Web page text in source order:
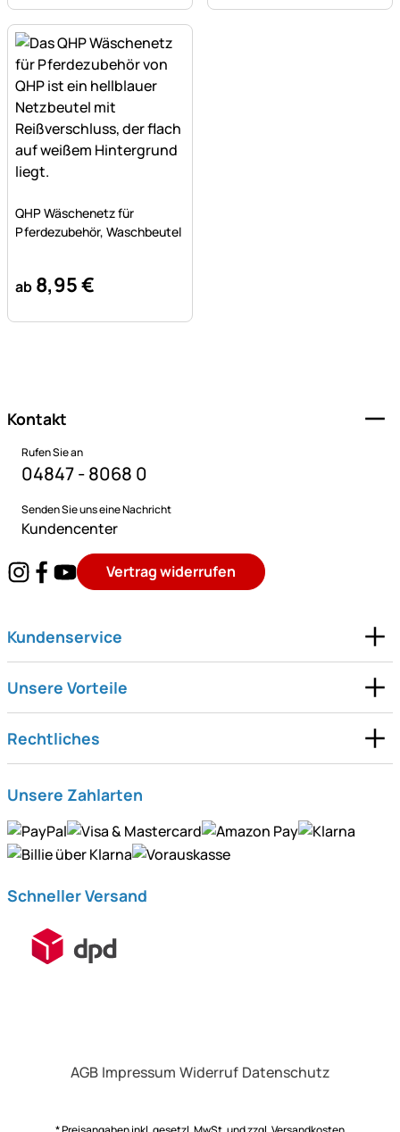
QHP Wäschenetz für
Pferdezubehör, Waschbeutel
ab 8,95€
Kontakt
Rufen Sie an
04847 - 8068 0
Senden Sie uns eine Nachricht
Kundencenter
Vertrag widerrufen
Kundenservice
Unsere Vorteile
Rechtliches
Unsere Zahlarten
Schneller Versand
AGB Impressum Widerruf Datenschutz